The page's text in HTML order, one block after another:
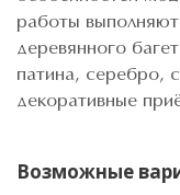
работы
деревянного
патина, серебро,
декоративные
Возможные